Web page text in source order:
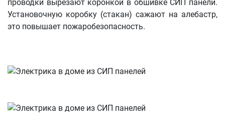
проводки вырезают коронкой в обшивке СИП панели.
Установочную коробку (стакан) сажают на алебастр,
это повышает пожаробезопасность.